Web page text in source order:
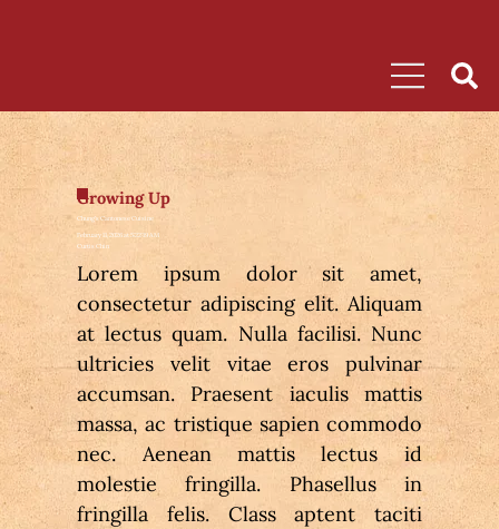
Growing Up
Chung's Cantonese Cuisine
February 11, 2026 at 5:22:19 AM
Curtis Chin
Lorem ipsum dolor sit amet,
consectetur adipiscing elit. Aliquam
at lectus quam. Nulla facilisi. Nunc
ultricies velit vitae eros pulvinar
accumsan. Praesent iaculis mattis
massa, ac tristique sapien commodo
nec. Aenean mattis lectus id
molestie fringilla. Phasellus in
fringilla felis. Class aptent taciti